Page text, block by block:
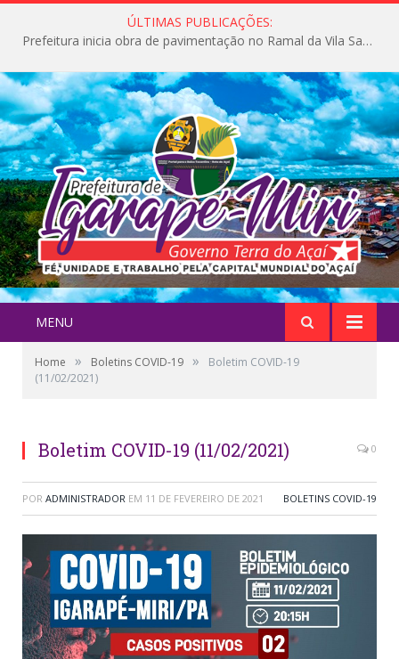
ÚLTIMAS PUBLICAÇÕES:
Prefeitura inicia obra de pavimentação no Ramal da Vila Santa Maria do Icatu
MENU
Home » Boletins COVID-19 »
Boletim COVID-19
(11/02/2021)
Boletim COVID-19 (11/02/2021) 0
POR ADMINISTRADOR EM 11 DE FEVEREIRO DE 2021 BOLETINS COVID-19